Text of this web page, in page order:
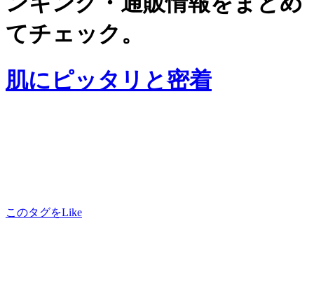
てチェック。
肌にピッタリと密着
このタグをLike